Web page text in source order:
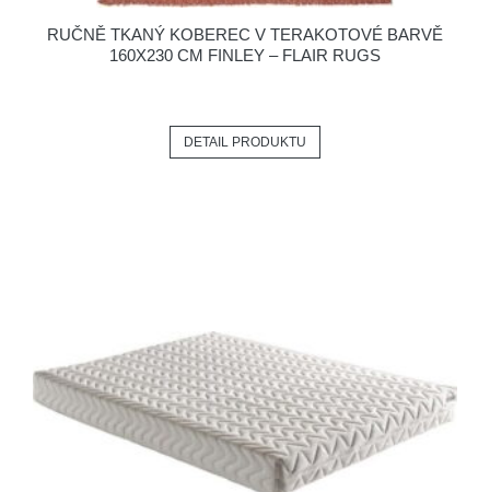
RUČNĚ TKANÝ KOBEREC V TERAKOTOVÉ BARVĚ
160X230 CM FINLEY – FLAIR RUGS
DETAIL PRODUKTU